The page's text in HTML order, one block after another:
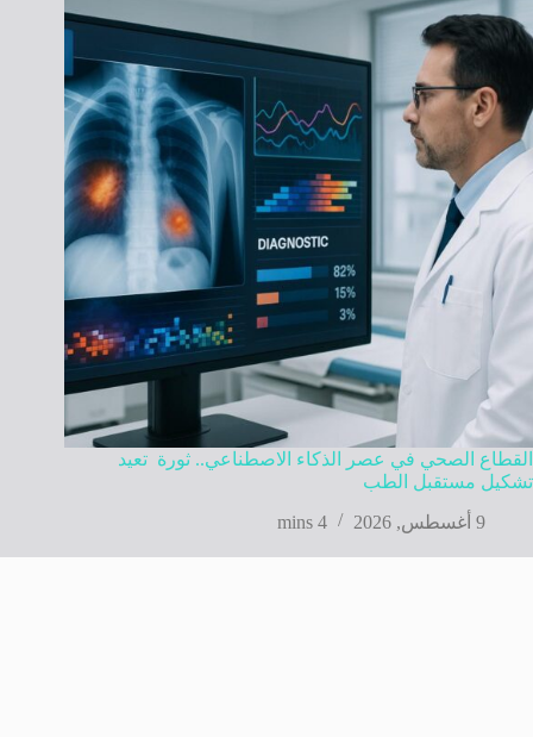
القطاع الصحي في عصر الذكاء الاصطناعي.. ثورة تعيد
تشكيل مستقبل الطب
9 أغسطس, 2026
4 mins